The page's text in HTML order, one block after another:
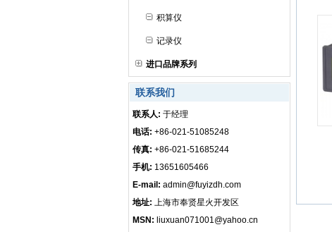
积算仪
记录仪
进口品牌系列
联系我们
联系人: 于经理
电话: +86-021-51085248
传真: +86-021-51685244
手机: 13651605466
E-mail: admin@fuyizdh.com
地址: 上海市奉贤星火开发区
MSN: liuxuan071001@yahoo.cn